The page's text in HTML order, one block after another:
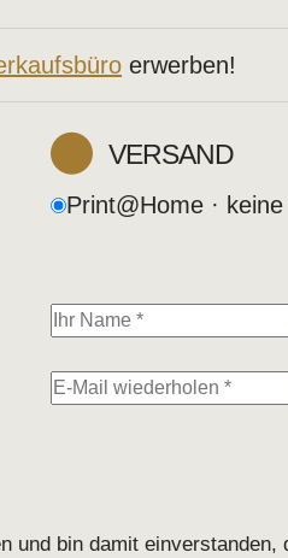
erwerben!
VERSAND
Print@Home ·
und bin damit